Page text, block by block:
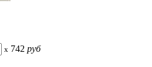
x 742 руб